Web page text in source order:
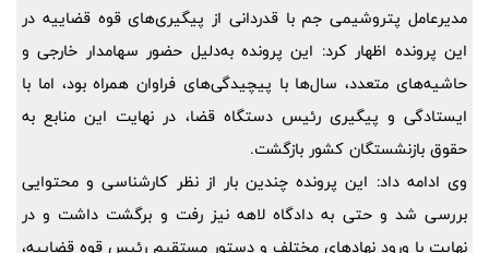
مدیرعامل پتروشیمی جم با قدردانی از پیگیری‌های قوه قضاییه در
این پرونده اظهار کرد: این پرونده به‌دلیل حضور سهامدار خارجی و
حاشیه‌های متعدد، سال‌ها با پیچیدگی‌های فراوان همراه بود، اما با
ایستادگی و پیگیری رئیس دستگاه قضا، در نهایت این منابع به
حقوق بازنشستگان کشور بازگشت.
وی ادامه داد: این پرونده چندین بار از نظر کارشناسی و محتوایی
بررسی شد و حتی به دادگاه لاهه نیز رفت و برگشت داشت و در
نهایت با ورود نهاد‌های مختلف و دستور مستقیم رئیس قوه قضاییه،